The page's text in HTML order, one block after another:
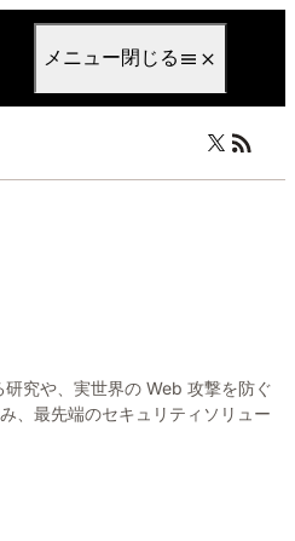
メニュー閉じる
究や、実世界の Web 攻撃を防ぐ
、最先端のセキュリティソリュー